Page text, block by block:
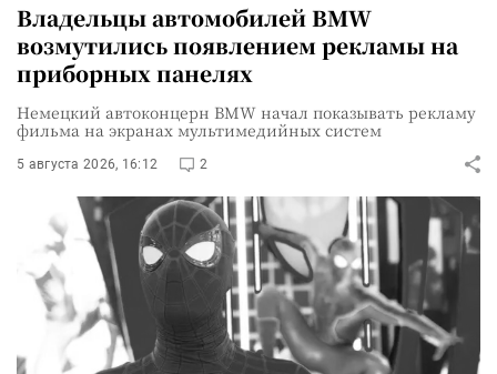
Владельцы автомобилей BMW
возмутились появлением рекламы на
приборных панелях
Немецкий автоконцерн BMW начал показывать рекламу
фильма на экранах мультимедийных систем
5 августа 2026, 16:12 2